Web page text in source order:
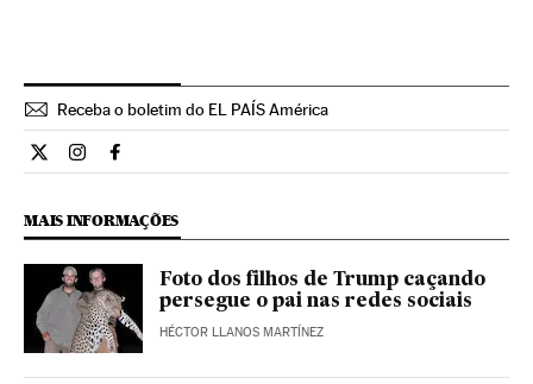
Receba o boletim do EL PAÍS América
Internacional El País Brasil en Twitter
Internacional El País Brasil en Instagram
Internacional El País Brasil en Facebook
MAIS INFORMAÇÕES
Foto dos filhos de Trump caçando
persegue o pai nas redes sociais
HÉCTOR LLANOS MARTÍNEZ